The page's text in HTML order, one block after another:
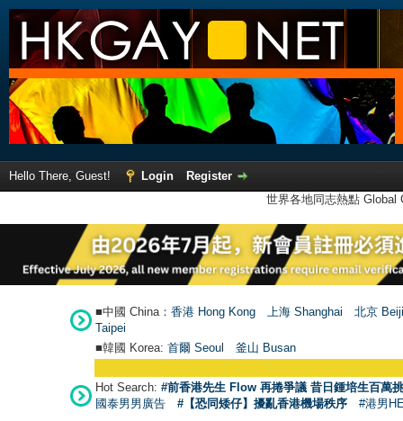
Hello There, Guest! Login
Register
世界各地同志熱點
■中國 China： 香港 Hong Kong 上海 Shanghai
北京
Taipei
■韓國 Korea: 首爾 Seoul 釜山 Busan
Hot Search: #前香港先生 Flow 再捲爭議 昔日鍾培生百萬
國泰男男廣告
#【恐同矮仔】擾亂香港機場秩序 #港男